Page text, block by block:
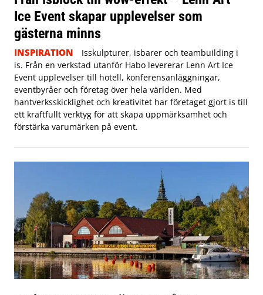
Ice Event skapar upplevelser som
gästerna minns
INSPIRATION
Isskulpturer, isbarer och teambuilding i
is. Från en verkstad utanför Habo levererar Lenn Art Ice
Event upplevelser till hotell, konferensanläggningar,
eventbyråer och företag över hela världen. Med
hantverksskicklighet och kreativitet har företaget gjort is till
ett kraftfullt verktyg för att skapa uppmärksamhet och
förstärka varumärken på event.